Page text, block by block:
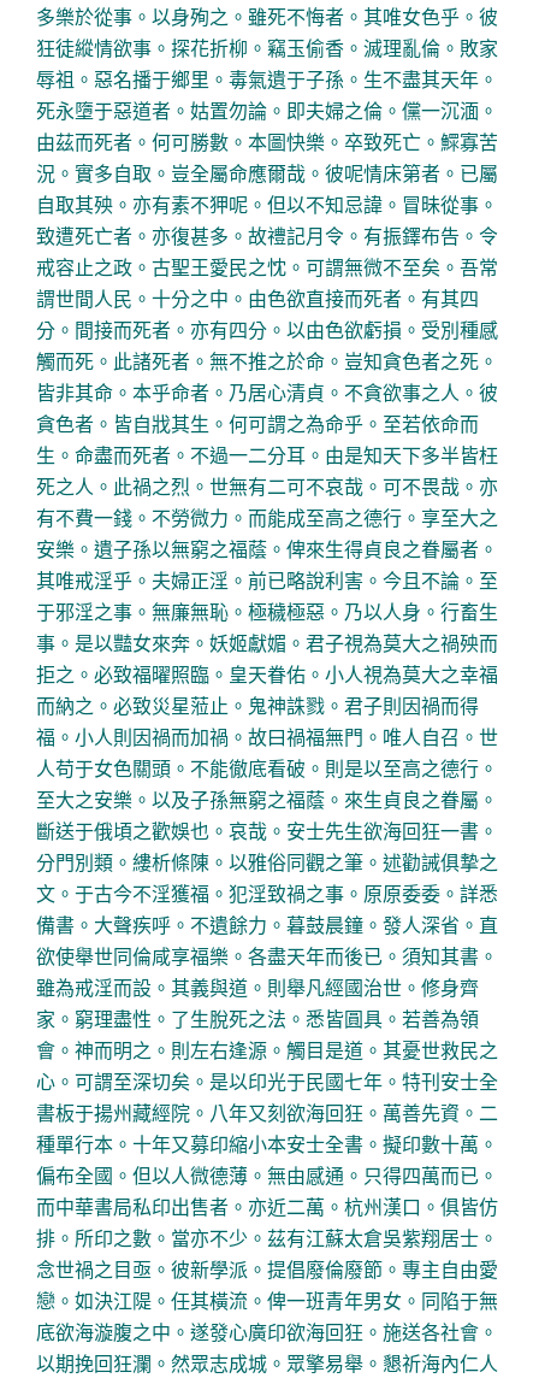
多樂於從事。以身殉之。雖死不悔者。其唯女色乎。彼
狂徒縱情欲事。探花折柳。竊玉偷香。滅理亂倫。敗家
辱祖。惡名播于鄉里。毒氣遺于子孫。生不盡其天年。
死永墮于惡道者。姑置勿論。即夫婦之倫。儻一沉湎。
由茲而死者。何可勝數。本圖快樂。卒致死亡。鰥寡苦
況。實多自取。豈全屬命應爾哉。彼呢情床第者。已屬
自取其殃。亦有素不狎呢。但以不知忌諱。冒昧從事。
致遭死亡者。亦復甚多。故禮記月令。有振鐸布告。令
戒容止之政。古聖王愛民之忱。可謂無微不至矣。吾常
謂世間人民。十分之中。由色欲直接而死者。有其四
分。間接而死者。亦有四分。以由色欲虧損。受別種感
觸而死。此諸死者。無不推之於命。豈知貪色者之死。
皆非其命。本乎命者。乃居心清貞。不貪欲事之人。彼
貪色者。皆自戕其生。何可謂之為命乎。至若依命而
生。命盡而死者。不過一二分耳。由是知天下多半皆枉
死之人。此禍之烈。世無有二可不哀哉。可不畏哉。亦
有不費一錢。不勞微力。而能成至高之德行。享至大之
安樂。遺子孫以無窮之福蔭。俾來生得貞良之眷屬者。
其唯戒淫乎。夫婦正淫。前已略說利害。今且不論。至
于邪淫之事。無廉無恥。極穢極惡。乃以人身。行畜生
事。是以豔女來奔。妖姬獻媚。君子視為莫大之禍殃而
拒之。必致福曜照臨。皇天眷佑。小人視為莫大之幸福
而納之。必致災星蒞止。鬼神誅戮。君子則因禍而得
福。小人則因禍而加禍。故曰禍福無門。唯人自召。世
人苟于女色關頭。不能徹底看破。則是以至高之德行。
至大之安樂。以及子孫無窮之福蔭。來生貞良之眷屬。
斷送于俄頃之歡娛也。哀哉。安士先生欲海回狂一書。
分門別類。縷析條陳。以雅俗同觀之筆。述勸誡俱摯之
文。于古今不淫獲福。犯淫致禍之事。原原委委。詳悉
備書。大聲疾呼。不遺餘力。暮鼓晨鐘。發人深省。直
欲使舉世同倫咸享福樂。各盡天年而後已。須知其書。
雖為戒淫而設。其義與道。則舉凡經國治世。修身齊
家。窮理盡性。了生脫死之法。悉皆圓具。若善為領
會。神而明之。則左右逢源。觸目是道。其憂世救民之
心。可謂至深切矣。是以印光于民國七年。特刊安士全
書板于揚州藏經院。八年又刻欲海回狂。萬善先資。二
種單行本。十年又募印縮小本安士全書。擬印數十萬。
偏布全國。但以人微德薄。無由感通。只得四萬而已。
而中華書局私印出售者。亦近二萬。杭州漢口。俱皆仿
排。所印之數。當亦不少。茲有江蘇太倉吳紫翔居士。
念世禍之目亟。彼新學派。提倡廢倫廢節。專主自由愛
戀。如決江隄。任其橫流。俾一班青年男女。同陷于無
底欲海漩腹之中。遂發心廣印欲海回狂。施送各社會。
以期挽回狂瀾。然眾志成城。眾擎易舉。懇祈海內仁人